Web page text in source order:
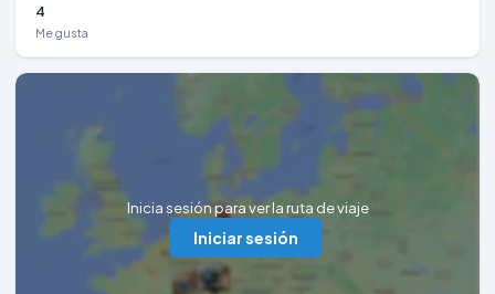
4
Me gusta
Inicia sesión para ver la ruta de viaje
Iniciar sesión